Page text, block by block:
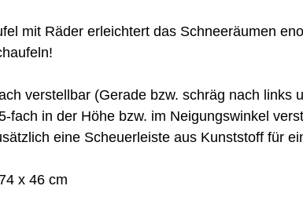
mit Räder erleichtert das Schneeräumen
verstellbar (Gerade bzw. schräg nach links
fach in der Höhe bzw. im Neigungswinkel
eine Scheuerleiste aus Kunststoff für
x 46 cm